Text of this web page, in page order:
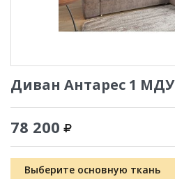
Диван Антарес 1 МДУ
78 200
Выберите основную ткань